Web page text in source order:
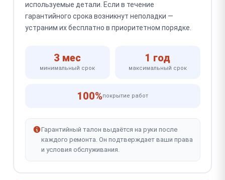
используемые детали. Если в течение
гарантийного срока возникнут неполадки —
устраним их бесплатно в приоритетном порядке.
3 мес
минимальный срок
1 год
максимальный срок
100%покрытие работ
Гарантийный талон выдаётся на руки после
каждого ремонта. Он подтверждает ваши права
и условия обслуживания.